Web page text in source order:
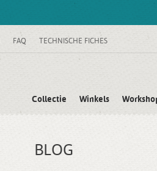
FAQ TECHNISCHE FICHES
Collectie Winkels
BLOG